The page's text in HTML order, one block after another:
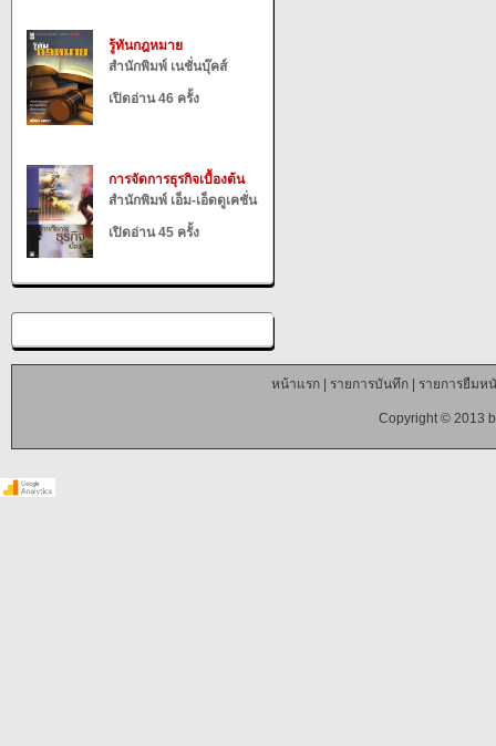
รู้ทันกฎหมาย
สำนักพิมพ์ เนชั่นบุ๊คส์
เปิดอ่าน 46 ครั้ง
การจัดการธุรกิจเบื้องต้น
สำนักพิมพ์ เอ็ม-เอ็ดดูเคชั่น
เปิดอ่าน 45 ครั้ง
หน้าแรก| รายการบันทึก| รายการยืมห
Copyright © 2013